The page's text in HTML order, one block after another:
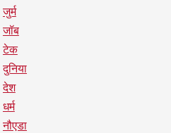
जुर्म
जॉब
टेक
दुनिया
देश
धर्म
नौएडा